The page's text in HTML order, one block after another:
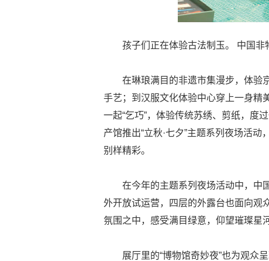
孩子们正在体验古法制玉。 中国非
在琳琅满目的非遗市集漫步，体验
手艺；到汉服文化体验中心穿上一身精
一起“乞巧”，体验传统苏绣、剪纸，
产馆推出“立秋·七夕”主题系列夜场活
别样精彩。
在今年的主题系列夜场活动中，中
外开放试运营，四层的外露台也面向观
氛围之中，感受满目绿意，仰望璀璨星
展厅里的“博物馆奇妙夜”也为观众